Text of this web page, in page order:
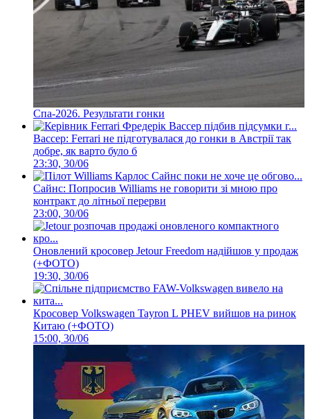
Спа-2026. Результати гонки
Вассер: Ferrari не підготувалася до гонки в Австрії так
добре, як варто було б
23:30, 30/06
Сайнс: Попросив Williams не говорити зі мною про
контракт до літньої перерви
23:00, 30/06
Оновлений кросовер Jetour Freedom надійшов у продаж
(+ФОТО)
19:30, 30/06
Кросовер Volkswagen Tayron L PHEV вийшов на ринок
Китаю (+ФОТО)
15:00, 30/06